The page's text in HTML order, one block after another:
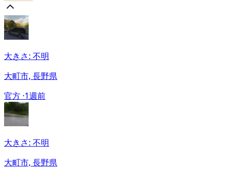
大きさ: 不明
大町市, 長野県
官方 ·1週前
大きさ: 不明
大町市, 長野県